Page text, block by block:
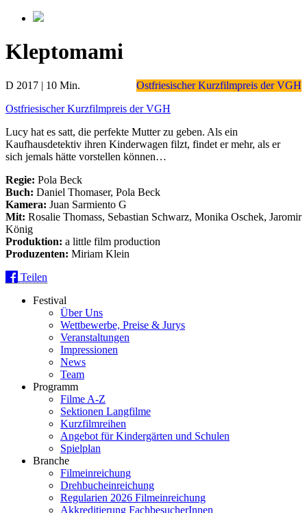
Kleptomami
D 2017 | 10 Min.
Ostfriesischer Kurzfilmpreis der VGH
Ostfriesischer Kurzfilmpreis der VGH
Lucy hat es satt, die perfekte Mutter zu geben. Als ein
Kaufhausdetektiv ihren Kinderwagen filzt, findet er mehr, als er
sich jemals hätte vorstellen können…
Regie: Pola Beck
Buch: Daniel Thomaser, Pola Beck
Kamera: Juan Sarmiento G
Mit: Rosalie Thomass, Sebastian Schwarz, Monika Oschek, Jaromir
König
Produktion: a little film production
Produzenten: Miriam Klein
Teilen
Festival
Über Uns
Wettbewerbe, Preise & Jurys
Veranstaltungen
Impressionen
News
Team
Programm
Filme A-Z
Sektionen Langfilme
Kurzfilmreihen
Angebot für Kindergärten und Schulen
Spielplan
Branche
Filmeinreichung
Drehbucheinreichung
Regularien 2026 Filmeinreichung
Akkreditierung FachbesucherInnen